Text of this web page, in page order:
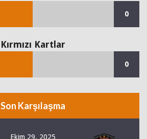
0
Kırmızı Kartlar
0
Son Karşılaşma
Ekim 29, 2025